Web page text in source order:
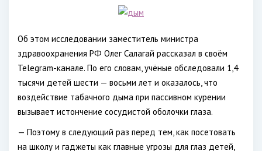
Об этом исследовании заместитель министра
здравоохранения РФ Олег Салагай рассказал в своём
Telegram-канале. По его словам, учёные обследовали 1,4
тысячи детей шести — восьми лет и оказалось, что
воздействие табачного дыма при пассивном курении
вызывает истончение сосудистой оболочки глаза.
— Поэтому в следующий раз перед тем, как посетовать
на школу и гаджеты как главные угрозы для глаз детей,